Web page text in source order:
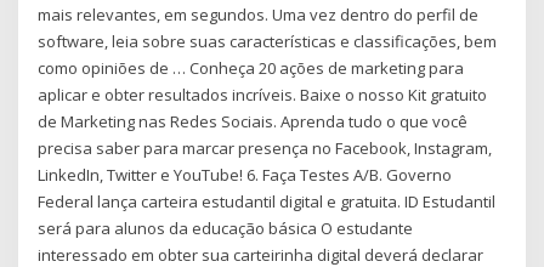
mais relevantes, em segundos. Uma vez dentro do perfil de
software, leia sobre suas características e classificações, bem
como opiniões de … Conheça 20 ações de marketing para
aplicar e obter resultados incríveis. Baixe o nosso Kit gratuito
de Marketing nas Redes Sociais. Aprenda tudo o que você
precisa saber para marcar presença no Facebook, Instagram,
LinkedIn, Twitter e YouTube! 6. Faça Testes A/B. Governo
Federal lança carteira estudantil digital e gratuita. ID Estudantil
será para alunos da educação básica O estudante
interessado em obter sua carteirinha digital deverá declarar